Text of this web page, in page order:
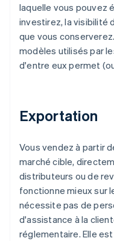
laquelle vous pouvez
investirez, la visibilité
que vous
modèles utilisés par
d'entre eux permet
Exportation
Vous vendez à partir
marché cible,
distributeurs ou de
fonctionne mieux sur
nécessite pas de
d'assistance à la
réglementaire. Elle